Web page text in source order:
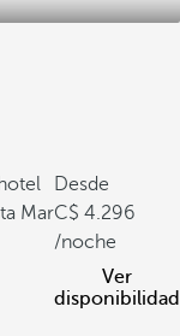
Mar
Desde
4.296
/noche
Ver
disponibilidad